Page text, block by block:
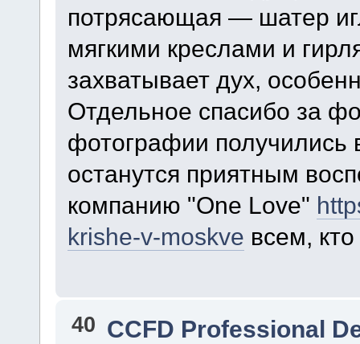
потрясающая — шатер
мягкими креслами и
захватывает дух,
Отдельное спасибо за
фотографии получились
останутся приятным
компанию "One Love"
krishe-v-moskve всем,
40 CCFD Professional